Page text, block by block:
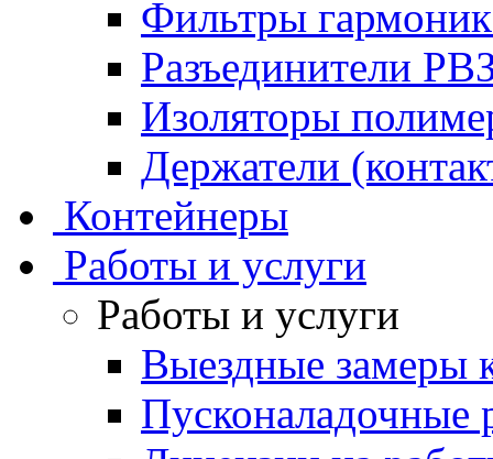
Фильтры
Разъединители
Изоляторы
Держатели
Контейнеры
Работы и услуги
Работы и услуги
Выездные замеры